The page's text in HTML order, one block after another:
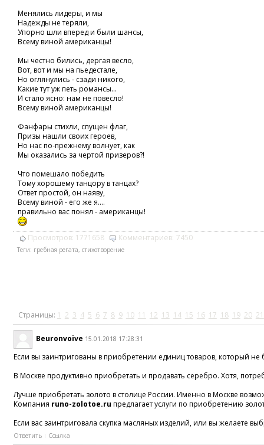
Менялись лидеры, и мы
Надежды не теряли,
Упорно шли вперед и были шансы,
Всему виной американцы!
Мы честно бились, дергая весло,
Вот, вот и мы на пьедестале,
Но оглянулись - сзади никого,
Какие тут уж петь романсы...
И стало ясно: нам не повесло!
Всему виной американцы!
Фанфары стихли, спущен флаг,
Призы нашли своих героев,
Но нас по-прежнему волнует, как
Мы оказались за чертой призеров?!
Что помешало победить
Тому хорошему танцору в танцах?
Ответ простой, он наяву,
Всему виной - его же я....
правильно вас понял - американцы!
Просмотров: 1771658 Комментариев: 7450
Теги: гребная регата, стихотворение
Страницы: 1 2 3 4 5 6 7 8 9 10 11 12 13 14 15 16 17 18 19 20 21
Beuronvoive 15.01.2018 17:28:31
Если вы заинтригованы в приобретении единиц товаров, который
В Москве продуктивно приобретать и продавать серебро. Хотя,
Лучше приобретать золото в столице России. Именно в Москве
Компания runo-zolotoe.ru предлагает услуги по приобретению
Если вас заинтриговала скупка масляных изделий, или вы желаете
Ответить Ссылка